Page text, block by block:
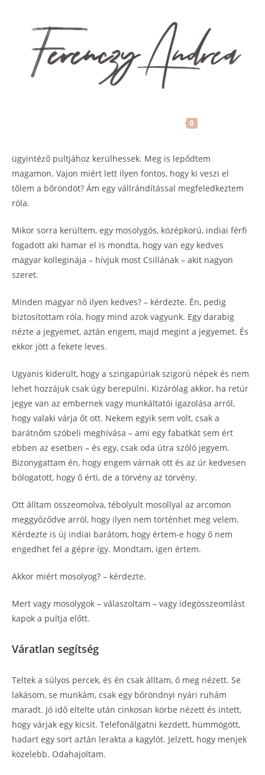
0
Úton. A végállomás: Szingapúr
FerenczyAndrea 2019-06-18
kilométeres sorban állva, egyszer csak azon kaptam magam,
ügyintéző pultjához kerülhessek. Meg is lepődtem
magamon. Vajon miért lett ilyen fontos, hogy ki veszi el
tőlem a bőröndöt? Ám egy vállrándítással megfeledkeztem
róla.
Mikor sorra kerültem, egy mosolygós, középkorú, indiai férfi
fogadott aki hamar el is mondta, hogy van egy kedves
magyar kolleginája – hívjuk most Csillának – akit nagyon
szeret.
Minden magyar nő ilyen kedves? – kérdezte. Én, pedig
biztosítottam róla, hogy mind azok vagyunk. Egy darabig
nézte a jegyemet, aztán engem, majd megint a jegyemet. És
ekkor jött a fekete leves.
Ugyanis kiderült, hogy a szingapúriak szigorú népek és nem
lehet hozzájuk csak úgy berepülni. Kizárólag akkor, ha retúr
jegye van az embernek vagy munkáltatói igazolása arról,
hogy valaki várja őt ott. Nekem egyik sem volt, csak a
barátnőm szóbeli meghívása – ami egy fabatkát sem ért
ebben az esetben – és egy, csak oda útra szóló jegyem.
Bizonygattam én, hogy engem várnak ott és az úr kedvesen
bólogatott, hogy ő érti, de a törvény az törvény.
Ott álltam összeomolva, tébolyult mosollyal az arcomon
meggyőződve arról, hogy ilyen nem történhet meg velem.
Kérdezte is új indiai barátom, hogy értem-e hogy ő nem
engedhet fel a gépre így. Mondtam, igen értem.
Akkor miért mosolyog? – kérdezte.
Mert vagy mosolygok – válaszoltam – vagy idegösszeomlást
kapok a pultja előtt.
Váratlan segítség
Teltek a súlyos percek, és én csak álltam, ő meg nézett. Se
lakásom, se munkám, csak egy bőröndnyi nyári ruhám
maradt. Jó idő eltelte után cinkosan körbe nézett és intett,
hogy várjak egy kicsit. Telefonálgatni kezdett, hümmögött,
hadart egy sort aztán lerakta a kagylót. Jelzett, hogy menjek
közelebb. Odahajoltam.